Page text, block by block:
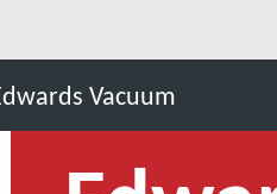
Vacuum
de um desaerador de